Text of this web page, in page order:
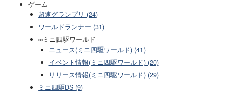
ゲーム
超速グランプリ (24)
ワールドランナー (31)
∞ミニ四駆ワールド
ニュース(ミニ四駆ワールド) (41)
イベント情報(ミニ四駆ワールド) (20)
リリース情報(ミニ四駆ワールド) (29)
ミニ四駆DS (9)